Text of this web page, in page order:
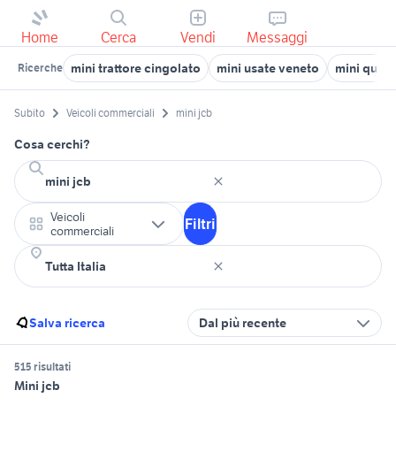
Home Cerca Vendi Messaggi
Ricerche mini trattore cingolato mini usate veneto mini quad
Subito Veicoli commerciali mini jcb
Cosa cerchi?
Veicoli
commerciali
Filtri
Salva ricerca Dal più recente
515 risultati
Mini jcb